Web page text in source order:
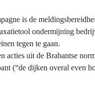
is de
ondermijning
tegen te gaan.
acties uit de Brabantse
(“de dijken overal even